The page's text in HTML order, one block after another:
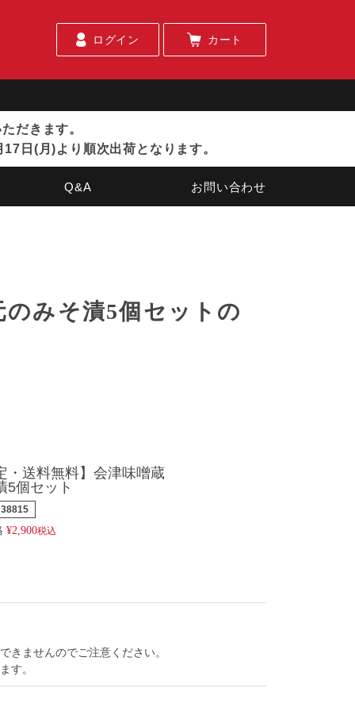
ログイン カート
だきます。
日(月)より順次出荷となります。
Q&A お問い合わせ
みそ漬5個セットの
・送料無料】会津味噌蔵
5個セット
¥2,900税込
きませんのでご注意ください。
す。